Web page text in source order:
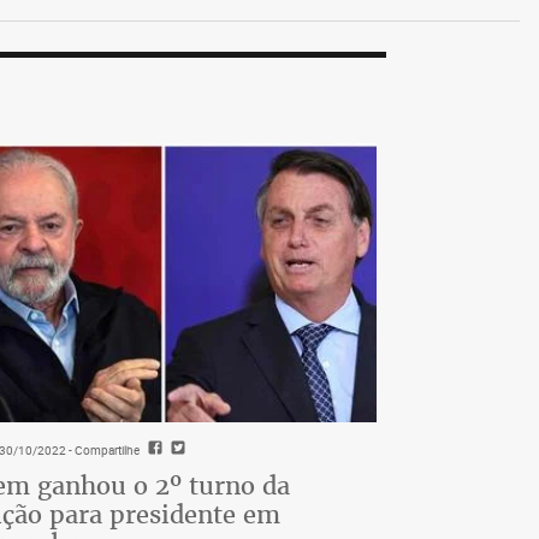
10/2022- Compartilhe
ganhou o 2º turno da
para presidente em